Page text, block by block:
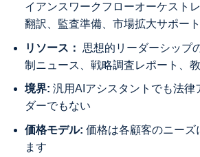
イアンスワークフローオーケスト
翻訳、監査準備、市場拡大サポート
リソース：
思想的リーダーシップ
制ニュース、戦略調査レポート、
境界: 汎用AIアシスタントでも法律
ダーでもない
価格モデル: 価格は各顧客のニーズ
ます